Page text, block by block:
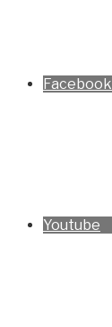
Facebook
Youtube